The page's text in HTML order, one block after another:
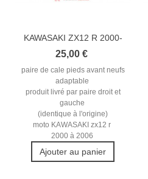
KAWASAKI ZX12 R 2000-
2006 REPOSE...
25,00 €
paire de cale pieds avant neufs
adaptable
produit livré par paire droit et
gauche
(identique à l'origine)
moto KAWASAKI zx12 r
2000 à 2006
Ajouter au panier